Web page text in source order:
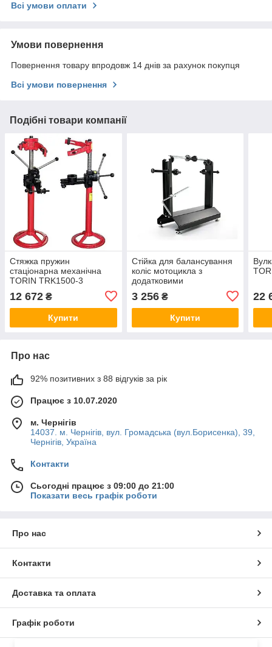
Всі умови оплати
Умови повернення
Повернення товару впродовж 14 днів за рахунок покупця
Всі умови повернення
Подібні товари компанії
Стяжка пружин
стаціонарна механічна
TORIN TRK1500-3
12 672 ₴
Купити
Стійка для балансування
коліс мотоцикла з
додатковими
TRTD-004-06
3 256₴
Купити
22
Про нас
92% позитивних з 88 відгуків за рік
Працює з 10.07.2020
м. Чернігів
14037. м. Чернігів, вул. Громадська (вул.Борисенка), 39,
Чернігів, Україна
Контакти
Сьогодні працює з 09:00 до 21:00
Показати весь графік роботи
Про нас
Контакти
Доставка та оплата
Графік роботи